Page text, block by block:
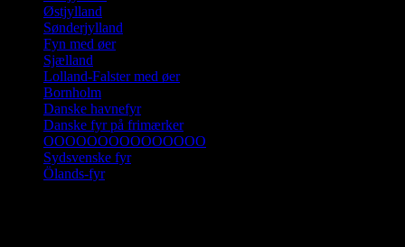
Østjylland
Sønderjylland
Fyn med øer
Sjælland
Lolland-Falster med øer
Bornholm
Danske havnefyr
Danske fyr på frimærker
OOOOOOOOOOOOOOO
Sydsvenske fyr
Ölands-fyr